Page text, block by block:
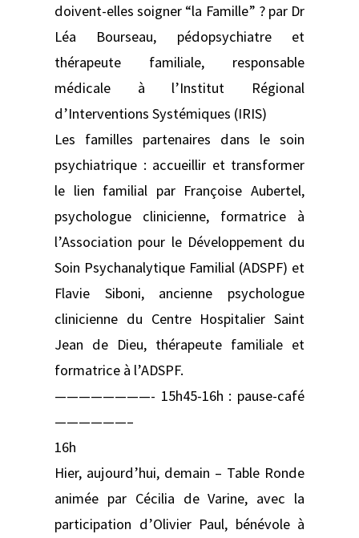
doivent-elles soigner “la Famille” ? par Dr
Léa Bourseau, pédopsychiatre et
thérapeute familiale, responsable
médicale à l’Institut Régional
d’Interventions Systémiques (IRIS)
Les familles partenaires dans le soin
psychiatrique : accueillir et transformer
le lien familial par Françoise Aubertel,
psychologue clinicienne, formatrice à
l’Association pour le Développement du
Soin Psychanalytique Familial (ADSPF) et
Flavie Siboni, ancienne psychologue
clinicienne du Centre Hospitalier Saint
Jean de Dieu, thérapeute familiale et
formatrice à l’ADSPF.
————————- 15h45-16h : pause-café
——————–
16h
Hier, aujourd’hui, demain – Table Ronde
animée par Cécilia de Varine, avec la
participation d’Olivier Paul, bénévole à